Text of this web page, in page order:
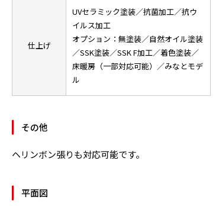
仕上げ
UVセラミック塗装／抗菌加工／抗ウ
イルス加工
オプション：無塗装／自然オイル塗装
／SSK塗装／SSK F加工／着色塗装／
床暖房（一部対応可能）／みなとモデ
ル
その他
ヘリンボン張りも対応可能です。
平面図